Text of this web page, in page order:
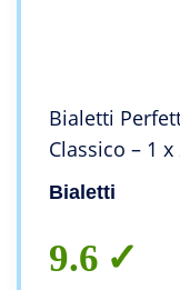
Bialetti
Classico – 1
Bialetti
9.6